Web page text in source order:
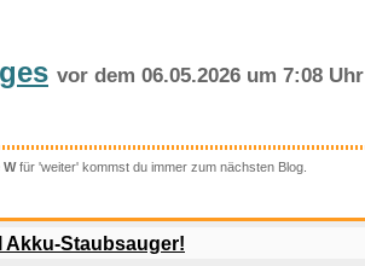
vor dem 06.05.2026 um 7:08 Uhr
Wfür 'weiter' kommst du immer zum nächsten Blog.
Akku-Staubsauger!